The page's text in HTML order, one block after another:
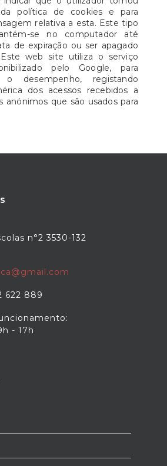
política de cookies e para
relativa a esta. Este tipo
se no computador até
de expiração ou ser apagado
web site utiliza o serviço
pelo Google, para
desempenho, registando
dos acessos recebidos a
anónimos que são usados para
n°2 3530-132
622 889
- 17h